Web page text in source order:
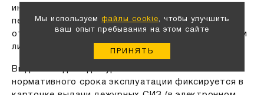
индивидуальных особенностей работников,
передаются от одной смены к другой под
ответственность уполномоченных работодателем
лиц.
Выдача и сдача дежурных СИЗ по окончании
нормативного срока эксплуатации фиксируется в
Мы используем файлы cookie, чтобы улучшить
ваш опыт пребывания на этом сайте
ПРИНЯТЬ